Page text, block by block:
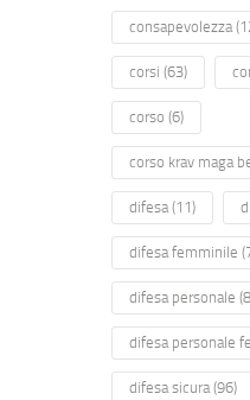
consapevolezza
corsi (63)
corso (6)
corso krav maga
difesa(11)
difesa femminile
difesa personale
difesa personale
difesa sicura(96)